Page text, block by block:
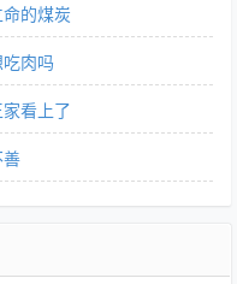
的煤炭
肉吗
看上了